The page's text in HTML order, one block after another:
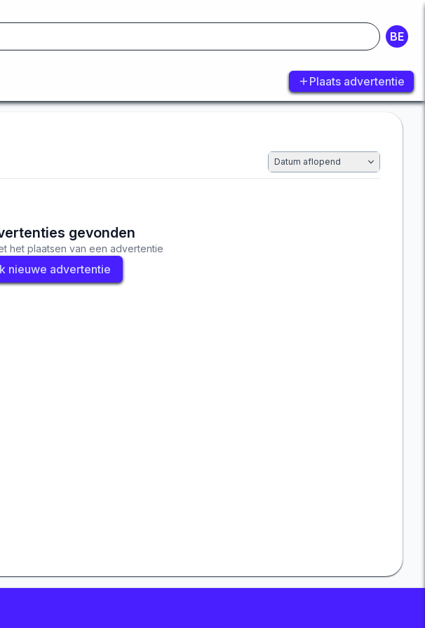
BE
Plaats advertentie
Datum aflopend
gevonden
het plaatsen van een advertentie
nieuwe advertentie